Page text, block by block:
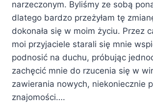
narzeczonym. Byliśmy ze sobą
dlatego bardzo przeżyłam tę
dokonała się w moim życiu. Przez
moi przyjaciele starali się mnie
podnosić na duchu, próbując
zachęcić mnie do rzucenia się w
zawierania nowych, niekoniecznie
znajomości….